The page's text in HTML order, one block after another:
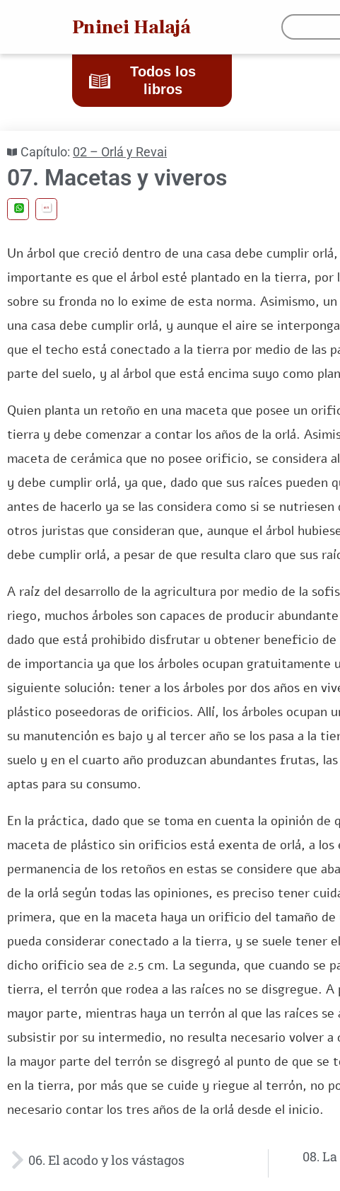
Pninei Halajá
Todos los
libros
Capítulo: 02 – Orlá y Revai
07. Macetas y viveros
en
Un árbol que creció dentro de una casa debe cumplir
importante es que el árbol esté plantado en la tierra, por
sobre su fronda no lo exime de esta norma. Asimismo,
una casa debe cumplir orlá, y aunque el aire se
que el techo está conectado a la tierra por medio de las
parte del suelo, y al árbol que está encima suyo como
Quien planta un retoño en una maceta que posee un
tierra y debe comenzar a contar los años de la orlá.
maceta de cerámica que no posee orificio, se considera
y debe cumplir orlá, ya que, dado que sus raíces pueden
antes de hacerlo ya se las considera como si se
otros juristas que consideran que, aunque el árbol
debe cumplir orlá, a pesar de que resulta claro que sus
A raíz del desarrollo de la agricultura por medio de la
riego, muchos árboles son capaces de producir
dado que está prohibido disfrutar u obtener beneficio de
de importancia ya que los árboles ocupan gratuitamente
siguiente solución: tener a los árboles por dos años en
plástico poseedoras de orificios. Allí, los árboles ocupan
su manutención es bajo y al tercer año se los pasa a la
suelo y en el cuarto año produzcan abundantes frutas,
aptas para su consumo.
En la práctica, dado que se toma en cuenta la opinión de
maceta de plástico sin orificios está exenta de orlá, a
permanencia de los retoños en estas se considere que
de la orlá según todas las opiniones, es preciso tener
primera, que en la maceta haya un orificio del tamaño de
pueda considerar conectado a la tierra, y se suele tener
dicho orificio sea de 2.5 cm. La segunda, que cuando se
tierra, el terrón que rodea a las raíces no se disgregue.
mayor parte, mientras haya un terrón al que las raíces
subsistir por su intermedio, no resulta necesario volver a
la mayor parte del terrón se disgregó al punto de que se
en la tierra, por más que se cuide y riegue al terrón, no
necesario contar los tres años de la orlá desde el inicio.
06. El acodo y los vástagos
08.